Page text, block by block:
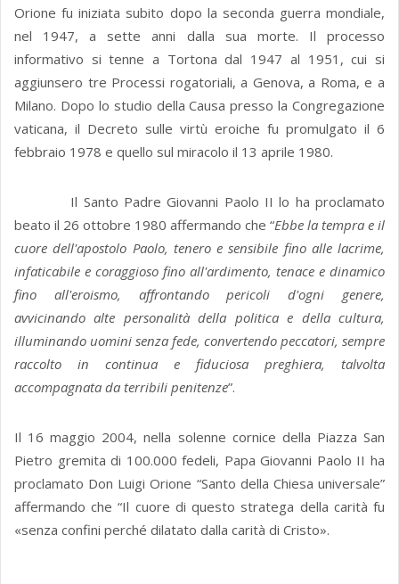
Orione fu iniziata subito dopo la seconda guerra mondiale,
nel 1947, a sette anni dalla sua morte. Il processo
informativo si tenne a Tortona dal 1947 al 1951, cui si
aggiunsero tre Processi rogatoriali, a Genova, a Roma, e a
Milano. Dopo lo studio della Causa presso la Congregazione
vaticana, il Decreto sulle virtù eroiche fu promulgato il 6
febbraio 1978 e quello sul miracolo il 13 aprile 1980.
Il Santo Padre Giovanni Paolo II lo ha proclamato
beato il 26 ottobre 1980 affermando che “Ebbe la tempra e il
cuore dell'apostolo Paolo, tenero e sensibile fino alle lacrime,
infaticabile e coraggioso fino all'ardimento, tenace e dinamico
fino all'eroismo, affrontando pericoli d'ogni genere,
avvicinando alte personalità della politica e della cultura,
illuminando uomini senza fede, convertendo peccatori, sempre
raccolto in continua e fiduciosa preghiera, talvolta
accompagnata da terribili penitenze”.
Il 16 maggio 2004, nella solenne cornice della Piazza San
Pietro gremita di 100.000 fedeli, Papa Giovanni Paolo II ha
proclamato Don Luigi Orione “Santo della Chiesa universale”
affermando che “Il cuore di questo stratega della carità fu
«senza confini perché dilatato dalla carità di Cristo».